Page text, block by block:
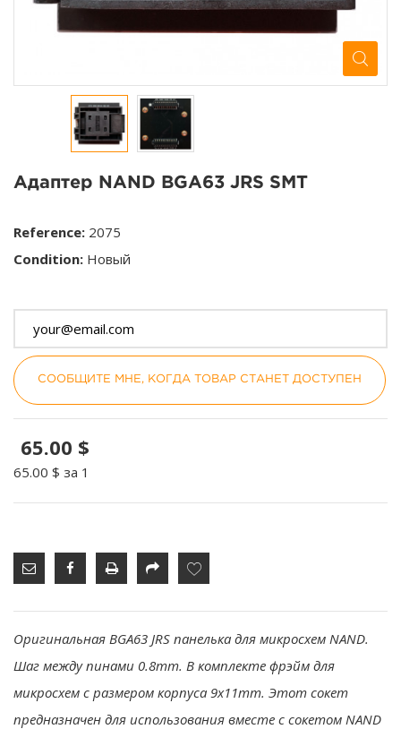
Адаптер NAND BGA63 JRS SMT
Reference: 2075
Condition: Новый
СООБЩИТЕ МНЕ, КОГДА ТОВАР СТАНЕТ ДОСТУПЕН
65.00 $
65.00 $ за 1
Оригинальная BGA63 JRS панелька для микросхем NAND.
Шаг между пинами 0.8mm. В комплекте фрэйм для
микросхем с размером корпуса 9x11mm. Этот сокет
предназначен для использования вместе с сокетом NAND